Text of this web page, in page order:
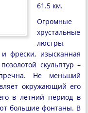
61.5 км.
Огромные
хрустальные
люстры,
фрески, изысканная
скульптур –
Не меньший
окружающий его
в летний период в
большие фонтаны. В